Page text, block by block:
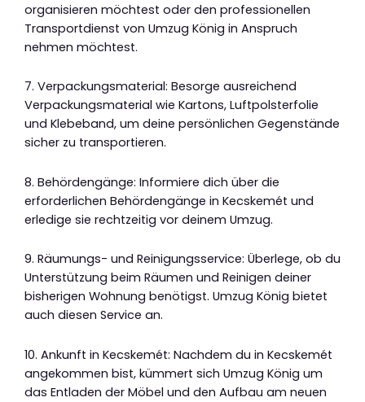
organisieren möchtest oder den professionellen
Transportdienst von Umzug König in Anspruch
nehmen möchtest.
7. Verpackungsmaterial: Besorge ausreichend
Verpackungsmaterial wie Kartons, Luftpolsterfolie
und Klebeband, um deine persönlichen Gegenstände
sicher zu transportieren.
8. Behördengänge: Informiere dich über die
erforderlichen Behördengänge in Kecskemét und
erledige sie rechtzeitig vor deinem Umzug.
9. Räumungs- und Reinigungsservice: Überlege, ob du
Unterstützung beim Räumen und Reinigen deiner
bisherigen Wohnung benötigst. Umzug König bietet
auch diesen Service an.
10. Ankunft in Kecskemét: Nachdem du in Kecskemét
angekommen bist, kümmert sich Umzug König um
das Entladen der Möbel und den Aufbau am neuen